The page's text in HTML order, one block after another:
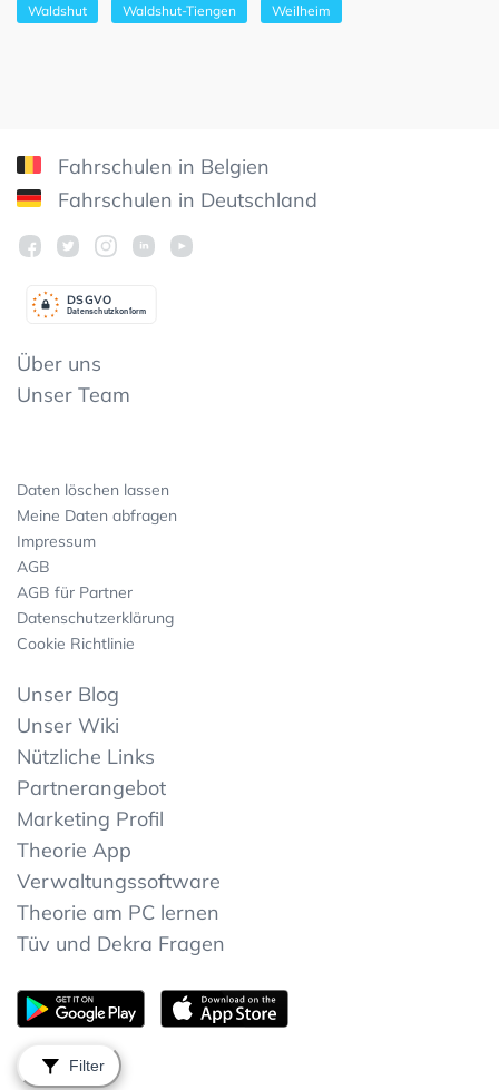
Filter
Waldshut Waldshut-Tiengen Weilheim
Fahrschulen in Belgien
Fahrschulen in Deutschland
Datenschutzkonform
DSGVO
Über uns
Unser Team
Daten löschen lassen
Meine Daten abfragen
Impressum
AGB
AGB für Partner
Datenschutzerklärung
Cookie Richtlinie
Unser Blog
Unser Wiki
Nützliche Links
Partnerangebot
Marketing Profil
Theorie App
Verwaltungssoftware
Theorie am PC lernen
Tüv und Dekra Fragen